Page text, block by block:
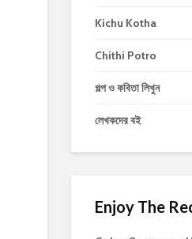
Kichu Kotha
Chithi Potro
গল্প ও কবিতা লিখুন
লেখকদের বই
Enjoy The